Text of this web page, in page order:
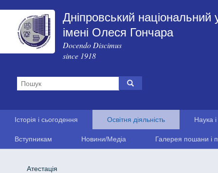
Дніпровський національний
імені Олеся Гончара
Docendo Discimus
since 1918
Історія і сьогодення Освітня діяльність Наука
Вступникам Новини/Медіа Галерея пошани і
Атестація